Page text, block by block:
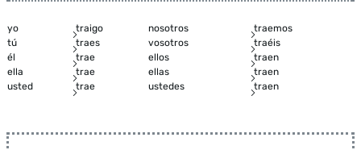
yo traigo nosotros
traemos
tú
traes vosotros
traéis
él
trae ellos
traen
ella
trae ellas
traen
usted
trae ustedes traen